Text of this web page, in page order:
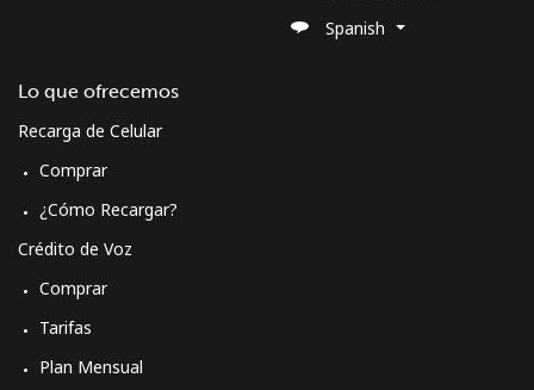
Lo que ofrecemos
Recarga de Celular
Comprar
¿Cómo Recargar?
Crédito de Voz
Comprar
Tarifas
Plan Mensual
Spanish